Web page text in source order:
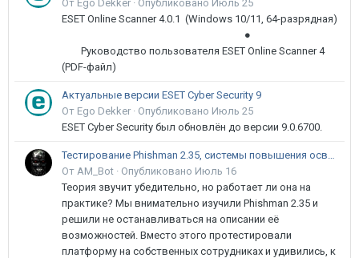
От Ego Dekker · Опубликовано Июль 25
ESET Online Scanner 4.0.1 (Windows 10/11, 64-разрядная)
●
Руководство пользователя ESET Online Scanner 4
(PDF-файл)
Актуальные версии ESET Cyber Security 9
От Ego Dekker · Опубликовано Июль 25
ESET Cyber Security был обновлён до версии 9.0.6700.
Тестирование Phishman 2.35, системы повышения осведомлённости пользователей в сфере ИБ
От AM_Bot · Опубликовано Июль 16
Теория звучит убедительно, но работает ли она на
практике? Мы внимательно изучили Phishman 2.35 и
решили не останавливаться на описании её
возможностей. Вместо этого протестировали
платформу на собственных сотрудниках и удивились, к